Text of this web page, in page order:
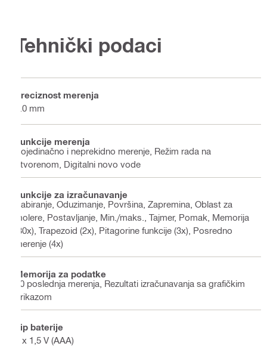
Tehnički podaci
Preciznost merenja
1.0 mm
Funkcije merenja
Pojedinačno i neprekidno merenje, Režim rada na
otvorenom, Digitalni novo vode
Funkcije za izračunavanje
Sabiranje, Oduzimanje, Površina, Zapremina, Oblast za
molere, Postavljanje, Min./maks., Tajmer, Pomak, Memorija
(30x), Trapezoid (2x), Pitagorine funkcije (3x), Posredno
merenje (4x)
Memorija za podatke
30 poslednja merenja, Rezultati izračunavanja sa grafičkim
prikazom
Tip baterije
2 x 1,5 V (AAA)